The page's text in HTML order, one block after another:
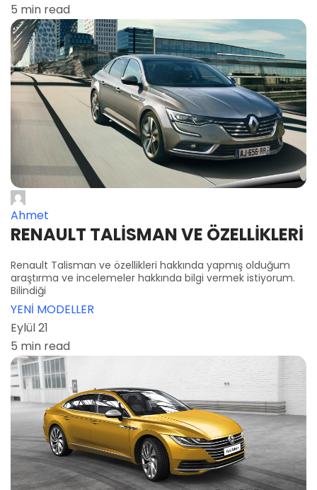
5 min read
Ahmet
RENAULT TALİSMAN VE ÖZELLİKLERİ
Renault Talisman ve özellikleri hakkında yapmış olduğum
araştırma ve incelemeler hakkında bilgi vermek istiyorum.
Bilindiği
YENİ MODELLER
Eylül 21
5 min read